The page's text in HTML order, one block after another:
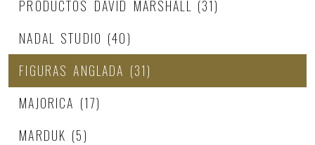
PRODUCTOS DAVID MARSHALL (31)
NADAL STUDIO (40)
FIGURAS ANGLADA (31)
MAJORICA (17)
MARDUK (5)